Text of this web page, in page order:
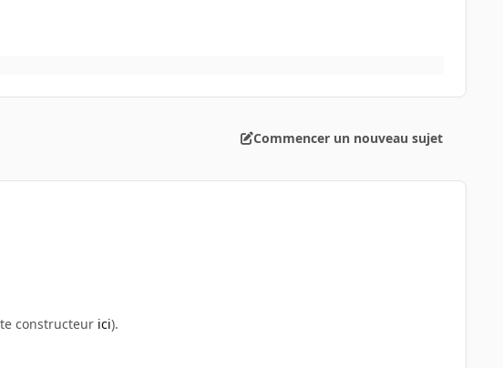
Commencer un nouveau sujet
constructeur ici).